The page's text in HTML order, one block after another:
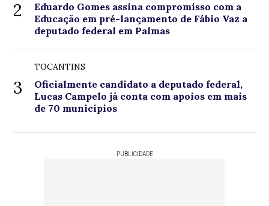
2
Eduardo Gomes assina compromisso com a
Educação em pré-lançamento de Fábio Vaz a
deputado federal em Palmas
3
TOCANTINS
Oficialmente candidato a deputado federal,
Lucas Campelo já conta com apoios em mais
de 70 municípios
PUBLICIDADE